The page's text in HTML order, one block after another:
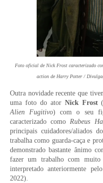
Foto oficial de Nick Frost caracterizado
action de Harry Potter /
Outra novidade recente que
uma foto do ator Nick Frost(
Alien Fugitivo) com o seu
caracterizado comoRubeus
principais cuidadores/aliados
trabalha como guarda-caça e
demonstrado bastante ânimo
fazer um trabalho com muito
interpretado anteriormente
2022).